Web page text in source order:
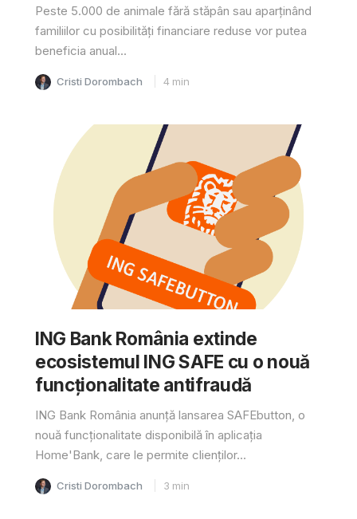
Peste 5.000 de animale fără stăpân sau aparținând
familiilor cu posibilități financiare reduse vor putea
beneficia anual...
Cristi Dorombach 4 min
ING Bank România extinde
ecosistemul ING SAFE cu o nouă
funcționalitate antifraudă
ING Bank România anunță lansarea SAFEbutton, o
nouă funcționalitate disponibilă în aplicația
Home'Bank, care le permite clienților...
Cristi Dorombach 3 min